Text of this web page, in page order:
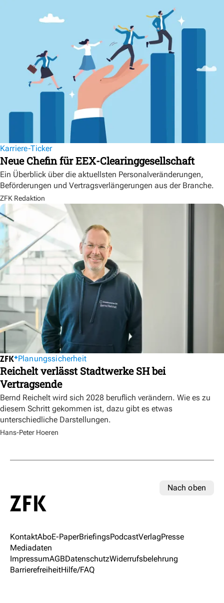
Karriere-Ticker
Neue Chefin für EEX-Clearinggesellschaft
Ein Überblick über die aktuellsten Personalveränderungen,
Beförderungen und Vertragsverlängerungen aus der Branche.
ZFK Redaktion
Planungssicherheit
Reichelt verlässt Stadtwerke SH bei
Vertragsende
Bernd Reichelt wird sich 2028 beruflich verändern. Wie es zu
diesem Schritt gekommen ist, dazu gibt es etwas
unterschiedliche Darstellungen.
Hans-Peter Hoeren
Nach oben
KontaktAboE-PaperBriefingsPodcastVerlagPresse
Mediadaten
ImpressumAGBDatenschutzWiderrufsbelehrung
BarrierefreiheitHilfe/FAQ